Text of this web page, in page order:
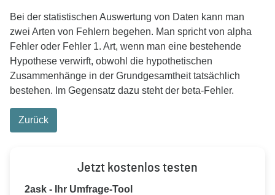
Bei der statistischen Auswertung von Daten kann man
zwei Arten von Fehlern begehen. Man spricht von alpha
Fehler oder Fehler 1. Art, wenn man eine bestehende
Hypothese verwirft, obwohl die hypothetischen
Zusammenhänge in der Grundgesamtheit tatsächlich
bestehen. Im Gegensatz dazu steht der beta-Fehler.
Zurück
Jetzt kostenlos testen
2ask - Ihr Umfrage-Tool